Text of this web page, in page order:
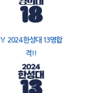
🏅 2024 한성대 13명합
격!!